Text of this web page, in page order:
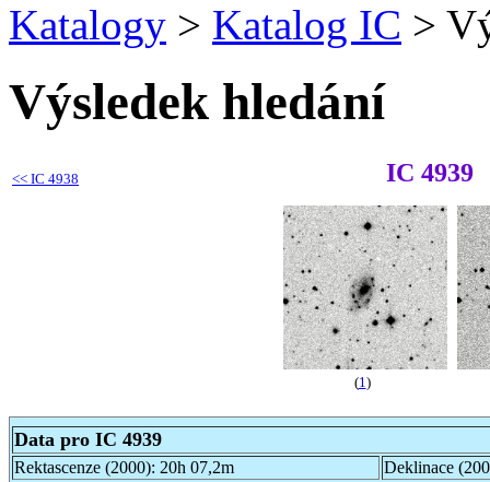
Katalogy > Katalog IC >
Výsledek hledání
<< IC 4938 IC 4939
(1 )
Data pro IC 4939
Rektascenze (2000): 20h 07,2m
Deklinace